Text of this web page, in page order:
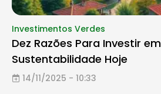
Investimentos Verdes
Dez Razões Para Investir em
Sustentabilidade Hoje
14/11/2025 - 10:33